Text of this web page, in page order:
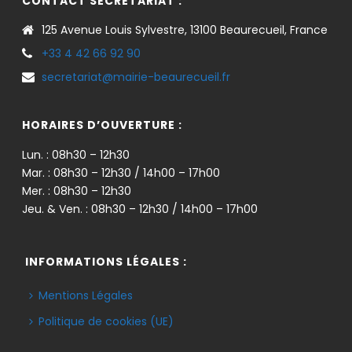
125 Avenue Louis Sylvestre, 13100 Beaurecueil, France
+33 4 42 66 92 90
secretariat@mairie-beaurecueil.fr
HORAIRES D’OUVERTURE :
Lun. : 08h30 – 12h30
Mar. : 08h30 – 12h30 / 14h00 – 17h00
Mer. : 08h30 – 12h30
Jeu. & Ven. : 08h30 – 12h30 / 14h00 – 17h00
INFORMATIONS LÉGALES :
Mentions Légales
Politique de cookies (UE)